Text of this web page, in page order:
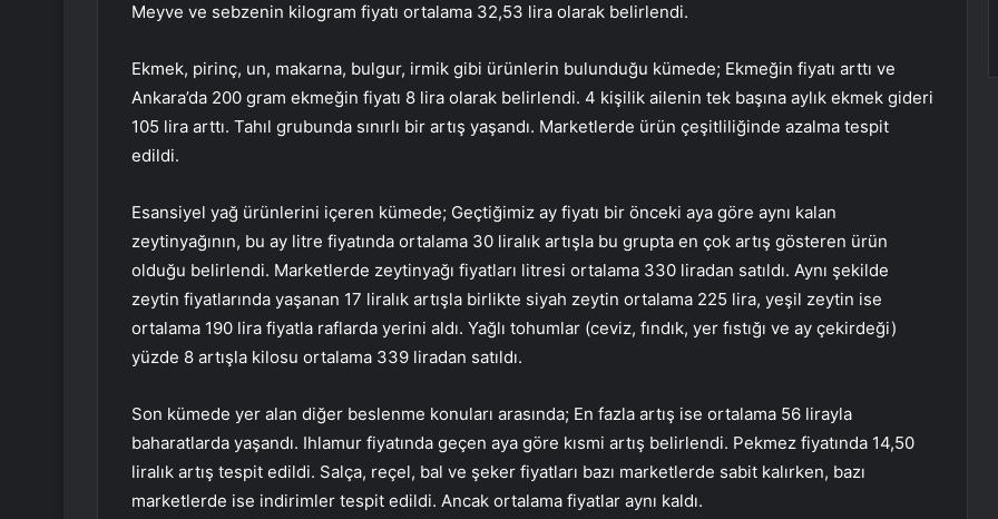
Meyve ve sebzenin kilogram fiyatı ortalama 32,53 lira olarak belirlendi.
Ekmek, pirinç, un, makarna, bulgur, irmik gibi ürünlerin bulunduğu kümede; Ekmeğin fiyatı arttı ve
Ankara’da 200 gram ekmeğin fiyatı 8 lira olarak belirlendi. 4 kişilik ailenin tek başına aylık ekmek gideri
105 lira arttı. Tahıl grubunda sınırlı bir artış yaşandı. Marketlerde ürün çeşitliliğinde azalma tespit
edildi.
Esansiyel yağ ürünlerini içeren kümede; Geçtiğimiz ay fiyatı bir önceki aya göre aynı kalan
zeytinyağının, bu ay litre fiyatında ortalama 30 liralık artışla bu grupta en çok artış gösteren ürün
olduğu belirlendi. Marketlerde zeytinyağı fiyatları litresi ortalama 330 liradan satıldı. Aynı şekilde
zeytin fiyatlarında yaşanan 17 liralık artışla birlikte siyah zeytin ortalama 225 lira, yeşil zeytin ise
ortalama 190 lira fiyatla raflarda yerini aldı. Yağlı tohumlar (ceviz, fındık, yer fıstığı ve ay çekirdeği)
yüzde 8 artışla kilosu ortalama 339 liradan satıldı.
Son kümede yer alan diğer beslenme konuları arasında; En fazla artış ise ortalama 56 lirayla
baharatlarda yaşandı. Ihlamur fiyatında geçen aya göre kısmi artış belirlendi. Pekmez fiyatında 14,50
liralık artış tespit edildi. Salça, reçel, bal ve şeker fiyatları bazı marketlerde sabit kalırken, bazı
marketlerde ise indirimler tespit edildi. Ancak ortalama fiyatlar aynı kaldı.